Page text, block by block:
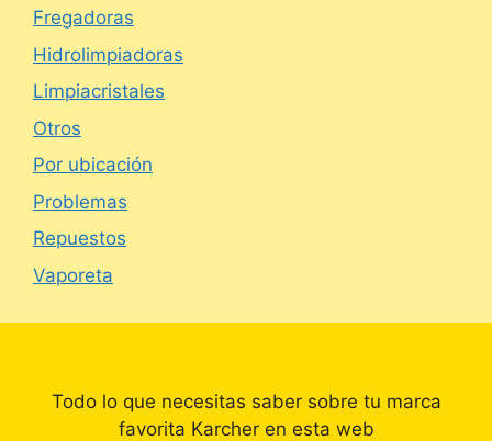
Fregadoras
Hidrolimpiadoras
Limpiacristales
Otros
Por ubicación
Problemas
Repuestos
Vaporeta
Todo lo que necesitas saber sobre tu marca
favorita Karcher en esta web